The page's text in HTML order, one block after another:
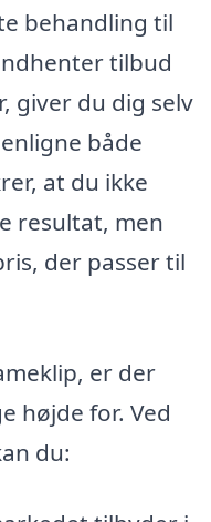
behandling til
tilbud
giver du dig selv
både
at du ikke
resultat, men
der passer til
er der
højde for. Ved
du: